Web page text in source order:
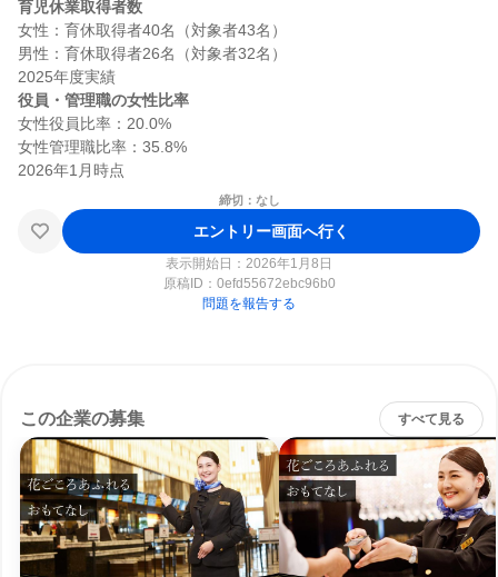
育児休業取得者数
女性：育休取得者40名（対象者43名）
男性：育休取得者26名（対象者32名）
役員・管理職の女性比率
女性役員比率：20.0%
女性管理職比率：35.8%
締切：なし
エントリー画面へ行く
表示開始日：2026年1月8日
原稿ID： 0efd55672ebc96b0
問題を報告する
この企業の募集 すべて見る